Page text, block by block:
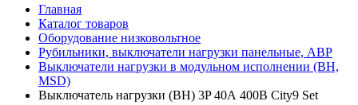
Главная
Каталог товаров
Оборудование низковольтное
Рубильники, выключатели нагрузки панельные, АВР
Выключатели нагрузки в модульном исполнении (ВН,
MSD)
Выключатель нагрузки (ВН) 3P 40А 400В City9 Set